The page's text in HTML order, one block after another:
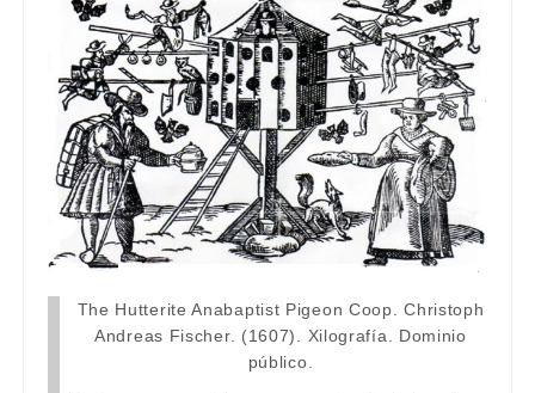
The Hutterite Anabaptist Pigeon Coop. Christoph
Andreas Fischer. (1607). Xilografía. Dominio
público.